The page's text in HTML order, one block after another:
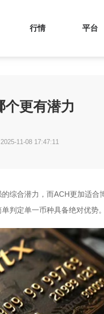
行情 平台
更有潜力
11-08 17:47:11
综合潜力，而ACH更加适合
判定单一币种具备绝对优势。